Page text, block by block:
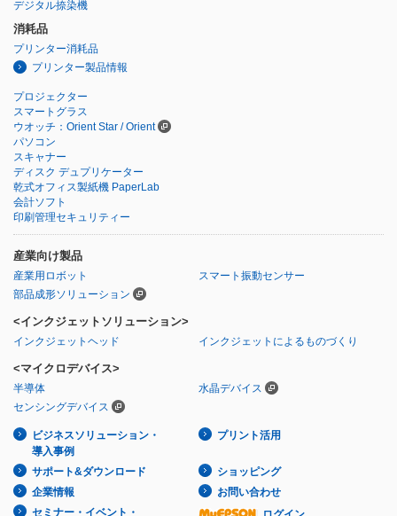
デジタル捺染機
消耗品
プリンター消耗品
プリンター製品情報
プロジェクター
スマートグラス
ウオッチ：Orient Star / Orient
パソコン
スキャナー
ディスク デュプリケーター
乾式オフィス製紙機 PaperLab
会計ソフト
印刷管理セキュリティー
産業向け製品
産業用ロボット
スマート振動センサー
部品成形ソリューション
<インクジェットソリューション>
インクジェットヘッド インクジェットによるものづくり
<マイクロデバイス>
半導体
水晶デバイス
センシングデバイス
ビジネスソリューション・
導入事例
プリント活用
サポート&ダウンロード
ショッピング
企業情報
お問い合わせ
セミナー・イベント・